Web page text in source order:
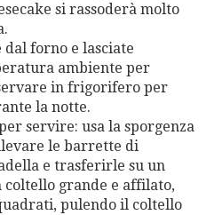
si rassoderà molto
forno e lasciate
ambiente per
in frigorifero per
la notte.
servire: usa la sporgenza
le barrette di
e trasferirle su un
coltello grande e affilato,
pulendo il coltello